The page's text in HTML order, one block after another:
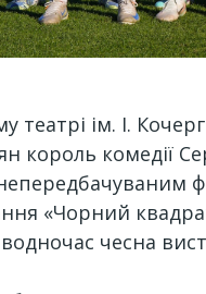
театрі ім. І.
король комедії
«Чорний
чесна